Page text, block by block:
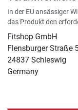
In der EU ansässiger
das Produkt den
Fitshop GmbH
Flensburger Straße
24837 Schleswig
Germany